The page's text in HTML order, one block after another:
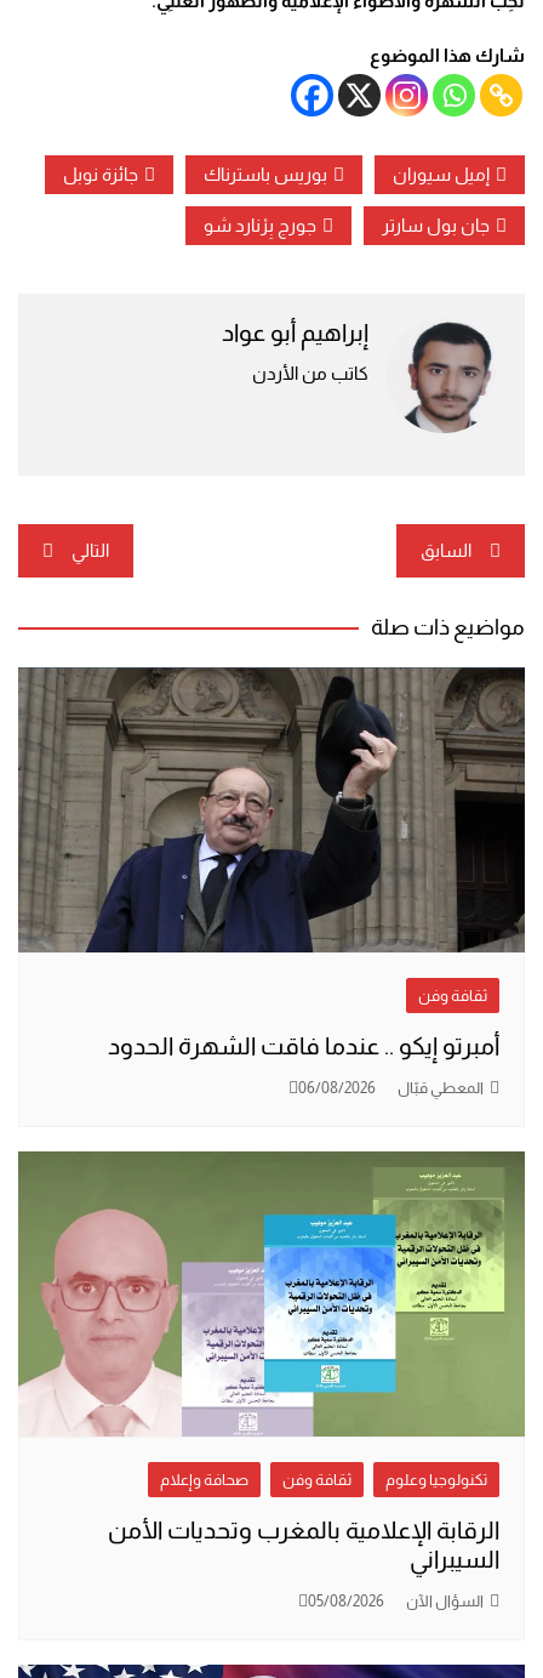
شارك هذا الموضوع
إميل سيوران بوريس باسترناك جائزة نوبل
جان بول سارتر جورج بِرْنارد شو
إبراهيم أبو عواد
كاتب من الأردن
تصفّح
المقالات
السابق التالي
مواضيع ذات صلة
ثقافة وفن
أمبرتو إيكو .. عندما فاقت الشهرة الحدود
المعطي قبّال 06/08/2026
تكنولوجيا وعلوم ثقافة وفن صحافة وإعلام
الرقابة الإعلامية بالمغرب وتحديات الأمن
السيبراني
السؤال الآن 05/08/2026